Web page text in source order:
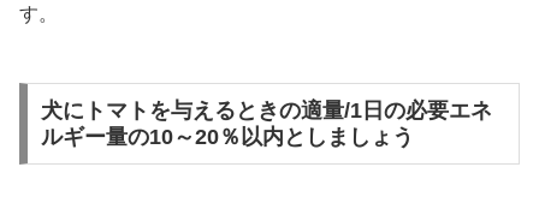
す。
犬にトマトを与えるときの適量/1日の必要エネ
ルギー量の10～20％以内としましょう